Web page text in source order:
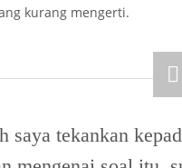
kurang mengerti.
saya tekankan